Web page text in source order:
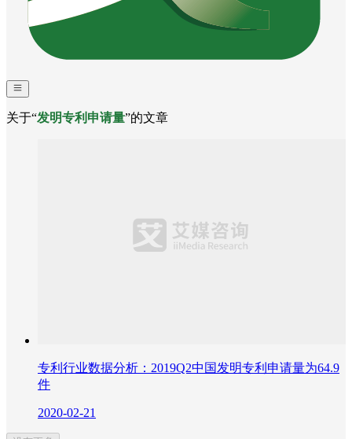
关于“发明专利申请量”的文章
专利行业数据分析：2019Q2中国发明专利申请量为64.9
件
2020-02-21